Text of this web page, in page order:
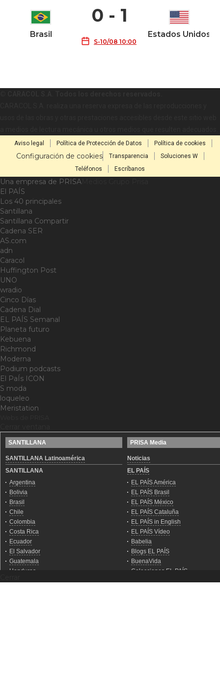
Brasil
0 - 1
Estados Unidos
S-10/08 10:00
Aviso legal Política de Protección de Datos Política de cookies
Configuración de cookies Transparencia
Soluciones W
Teléfonos
Escríbanos
Una empresa de PRISA
El PAÍS
Los 40 principales
Santillana
Santillana Compartir
Cadena SER
AS.com
adn
Caracol
Huffington Post
UNO
wradio
Cinco Días
Cadena Dial
EL PAÍS Semanal
Planeta futuro
Kebuena
Richmond
Moderna
Podium podcasts
El PaÍs ICON
S moda
loqueleo
Meristation